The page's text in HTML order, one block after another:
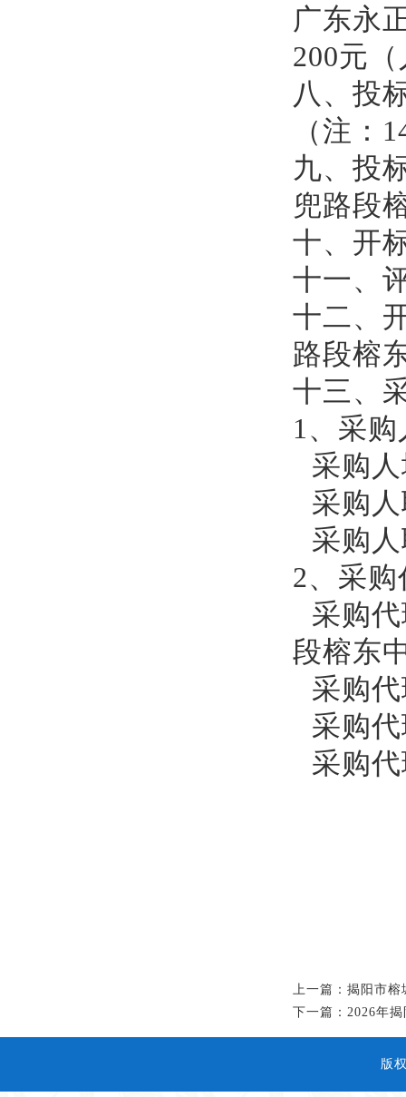
广东永
200元
八、投
（ 注 ：
九、投
兜路段
十、开
十一、
十二、
路段榕
十三、
1、采
采购
采购
采购
2、 采购
采购
段榕东
采购
采购
采购
上一篇：揭阳市榕
下一篇：2026年
版